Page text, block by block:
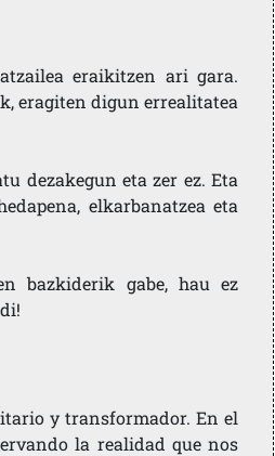
eraikitzen ari gara.
eragiten digun errealitatea
dezakegun eta zer ez. Eta
elkarbanatzea eta
bazkiderik gabe, hau ez
y transformador. En el
la realidad que nos